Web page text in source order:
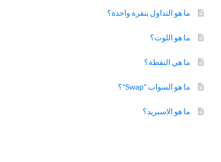
ما هو التداول بنقرة واحدة؟
ما هو اللوت؟
ما هي النقطة؟
ما هو السواب "Swap"؟
ما هو الاسبريد؟